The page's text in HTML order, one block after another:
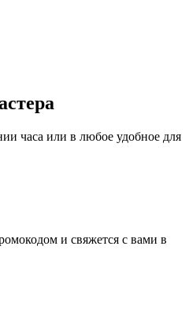
часа или в любое удобное для
и свяжется с вами в